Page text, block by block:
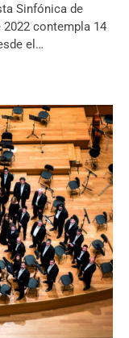
Sinfónica de
contempla 14
el…